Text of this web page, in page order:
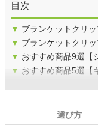
目次
▼ ブランケットクリッ
▼ ブランケットクリ
▼ おすすめ商品9選【
▼ おすすめ商品5選【
選び方